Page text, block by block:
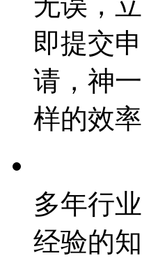
即提交申
请，神一
样的效率
多年行业
经验的知